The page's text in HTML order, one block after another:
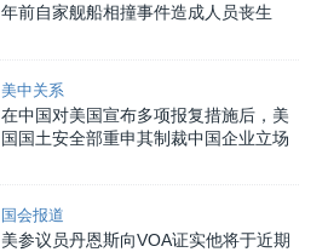
年前自家舰船相撞事件造成人员丧生
美中关系
在中国对美国宣布多项报复措施后，美
国国土安全部重申其制裁中国企业立场
国会报道
美参议员丹恩斯向VOA证实他将于近期